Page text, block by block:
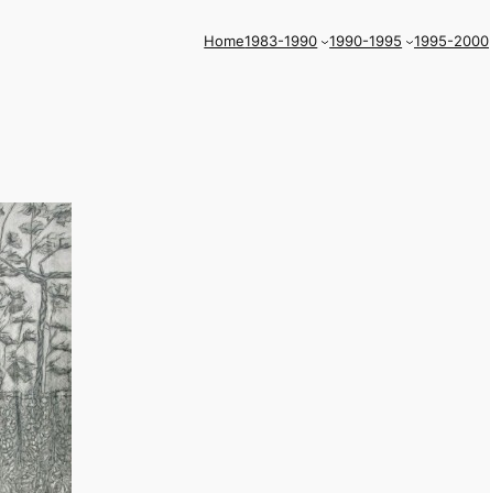
Home1983-1990 1990-1995 1995-2000